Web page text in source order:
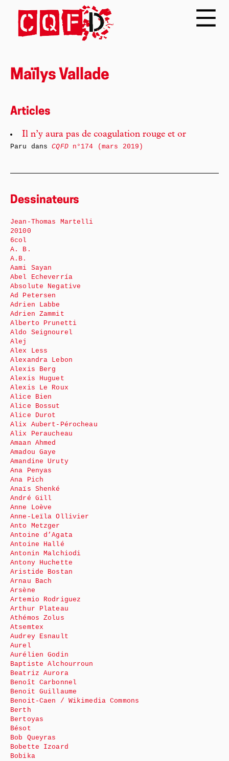
Maïlys Vallade
Articles
Il n’y aura pas de coagulation rouge et or
Paru dansCQFDn°174 (mars 2019)
Dessinateurs
Jean-Thomas Martelli
20100
6col
A. B.
A.B.
Aami Sayan
Abel Echeverría
Absolute Negative
Ad Petersen
Adrien Labbe
Adrien Zammit
Alberto Prunetti
Aldo Seignourel
Alej
Alex Less
Alexandra Lebon
Alexis Berg
Alexis Huguet
Alexis Le Roux
Alice Bien
Alice Bossut
Alice Durot
Alix Aubert-Pérocheau
Alix Peraucheau
Amaan Ahmed
Amadou Gaye
Amandine Uruty
Ana Penyas
Ana Pich
Anaïs Shenké
André Gill
Anne Loève
Anne-Leïla Ollivier
Anto Metzger
Antoine d’Agata
Antoine Hallé
Antonin Malchiodi
Antony Huchette
Aristide Bostan
Arnau Bach
Arsène
Artemio Rodriguez
Arthur Plateau
Athémos Zolus
Atsemtex
Audrey Esnault
Aurel
Aurélien Godin
Baptiste Alchourroun
Beatriz Aurora
Benoît Carbonnel
Benoit Guillaume
Benoit-Caen / Wikimedia Commons
Berth
Bertoyas
Bésot
Bob Queyras
Bobette Izoard
Bobika